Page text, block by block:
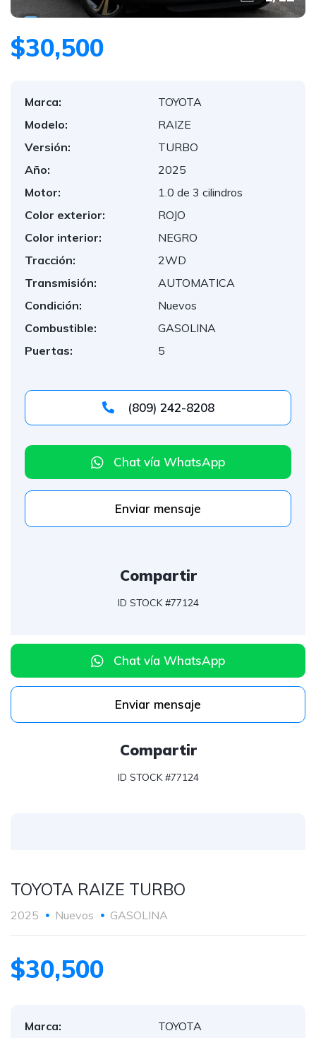
$30,500
Marca:
TOYOTA
Modelo:
RAIZE
Versión:
TURBO
Año:
2025
Motor:
1.0 de 3 cilindros
Color exterior:
ROJO
Color interior:
NEGRO
Tracción:
2WD
Transmisión:
AUTOMATICA
Condición:
Nuevos
Combustible:
GASOLINA
Puertas:
5
(809) 242-8208
Chat vía WhatsApp
Enviar mensaje
Compartir
ID STOCK #77124
Chat vía WhatsApp
Enviar mensaje
Compartir
ID STOCK #77124
TOYOTA RAIZE TURBO
2025 Nuevos GASOLINA
$30,500
Marca:
TOYOTA